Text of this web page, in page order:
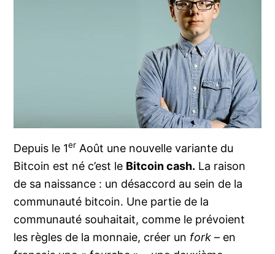
Depuis le 1er Août une nouvelle variante du
Bitcoin est né c’est le Bitcoin cash. La raison
de sa naissance : un désaccord au sein de la
communauté bitcoin. Une partie de la
communauté souhaitait, comme le prévoient
les règles de la monnaie, créer un fork– en